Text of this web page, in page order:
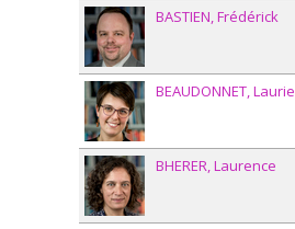
BASTIEN Frédérick
BEAUDONNET Laurie
BHERER Laurence